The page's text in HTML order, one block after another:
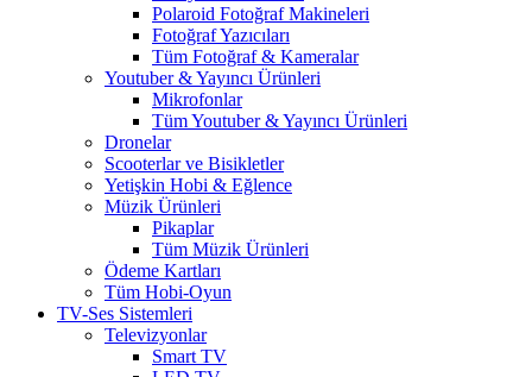
Polaroid Fotoğraf Makineleri
Fotoğraf Yazıcıları
Tüm Fotoğraf & Kameralar
Youtuber & Yayıncı Ürünleri
Mikrofonlar
Tüm Youtuber & Yayıncı Ürünleri
Dronelar
Scooterlar ve Bisikletler
Yetişkin Hobi & Eğlence
Müzik Ürünleri
Pikaplar
Tüm Müzik Ürünleri
Ödeme Kartları
Tüm Hobi-Oyun
TV-Ses Sistemleri
Televizyonlar
Smart TV